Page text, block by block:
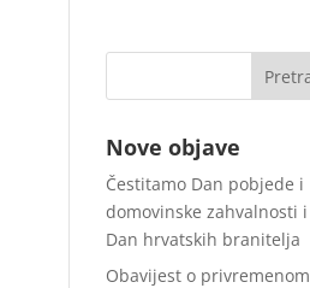
Nove objave
Čestitamo Dan pobjede i
domovinske zahvalnosti i
Dan hrvatskih branitelja
Obavijest o privremenom